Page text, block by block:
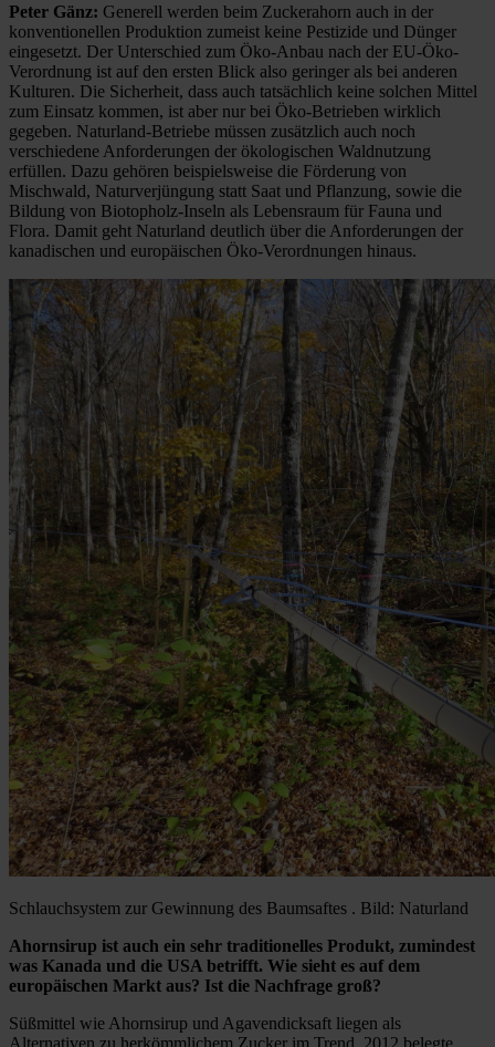
Peter Gänz: Generell werden beim Zuckerahorn auch in der
konventionellen Produktion zumeist keine Pestizide und Dünger
eingesetzt. Der Unterschied zum Öko-Anbau nach der EU-Öko-
Verordnung ist auf den ersten Blick also geringer als bei anderen
Kulturen. Die Sicherheit, dass auch tatsächlich keine solchen Mittel
zum Einsatz kommen, ist aber nur bei Öko-Betrieben wirklich
gegeben. Naturland-Betriebe müssen zusätzlich auch noch
verschiedene Anforderungen der ökologischen Waldnutzung
erfüllen. Dazu gehören beispielsweise die Förderung von
Mischwald, Naturverjüngung statt Saat und Pflanzung, sowie die
Bildung von Biotopholz-Inseln als Lebensraum für Fauna und
Flora. Damit geht Naturland deutlich über die Anforderungen der
kanadischen und europäischen Öko-Verordnungen hinaus.
Schlauchsystem zur Gewinnung des Baumsaftes . Bild: Naturland
Ahornsirup ist auch ein sehr traditionelles Produkt, zumindest
was Kanada und die USA betrifft. Wie sieht es auf dem
europäischen Markt aus? Ist die Nachfrage groß?
Süßmittel wie Ahornsirup und Agavendicksaft liegen als
Alternativen zu herkömmlichem Zucker im Trend. 2012 belegte